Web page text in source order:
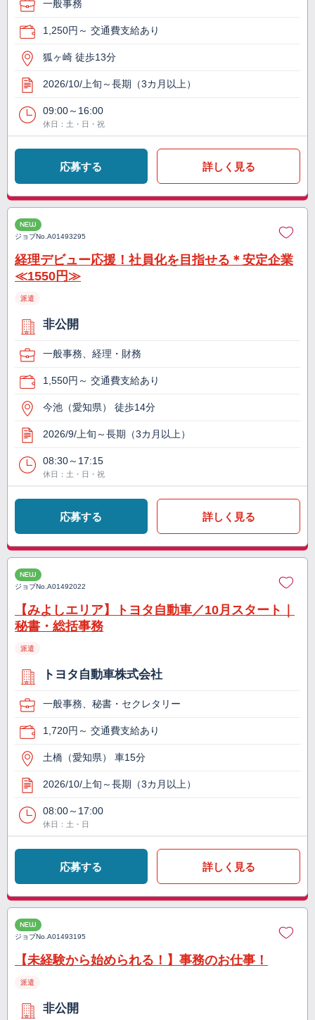
一般事務
1,250円～ 交通費支給あり
狐ヶ崎 徒歩13分
2026/10/上旬～長期（3カ月以上）
09:00～16:00
休日：土・日・祝
応募する 詳しく見る
NEW
ジョブNo.A01493295
経理デビュー応援！社員化を目指せる＊安定企業
≪1550円≫
派遣
非公開
一般事務、経理・財務
1,550円～ 交通費支給あり
今池（愛知県） 徒歩14分
2026/9/上旬～長期（3カ月以上）
08:30～17:15
休日：土・日・祝
応募する 詳しく見る
NEW
ジョブNo.A01492022
【みよしエリア】トヨタ自動車／10月スタート｜
秘書・総括事務
派遣
トヨタ自動車株式会社
一般事務、秘書・セクレタリー
1,720円～ 交通費支給あり
土橋（愛知県） 車15分
2026/10/上旬～長期（3カ月以上）
08:00～17:00
休日：土・日
応募する 詳しく見る
NEW
ジョブNo.A01493195
【未経験から始められる！】事務のお仕事！
派遣
非公開